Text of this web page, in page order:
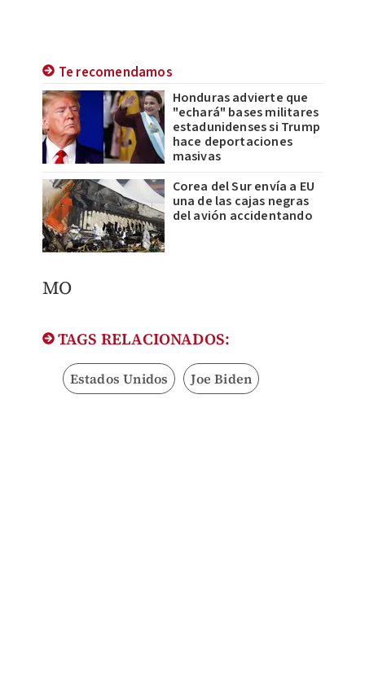
Te recomendamos
Honduras advierte que
"echará" bases militares
estadunidenses si Trump
hace deportaciones
masivas
Corea del Sur envía a EU
una de las cajas negras
del avión accidentando
MO
TAGS RELACIONADOS:
Estados Unidos Joe Biden